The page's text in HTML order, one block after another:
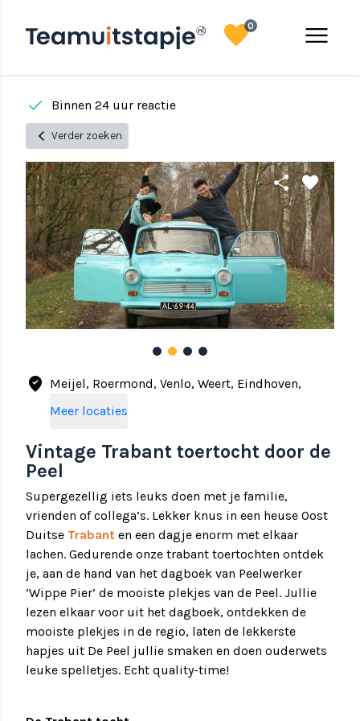
menu
favorite0
done Binnen 24 uur reactie
chevron_left Verder zoeken
Vintage Trabant toertocht door de
Peel
Supergezellig iets leuks doen met je familie,
vrienden of collega’s. Lekker knus in een heuse Oost
Duitse Trabant en een dagje enorm met elkaar
lachen. Gedurende onze trabant toertochten ontdek
je, aan de hand van het dagboek van Peelwerker
‘Wippe Pier’ de mooiste plekjes van de Peel. Jullie
lezen elkaar voor uit het dagboek, ontdekken de
mooiste plekjes in de regio, laten de lekkerste
hapjes uit De Peel jullie smaken en doen ouderwets
leuke spelletjes. Echt quality-time!
share favorite
where_to_vote Meijel, Roermond, Venlo, Weert, Eindhoven,
Tilburg
Meer locaties